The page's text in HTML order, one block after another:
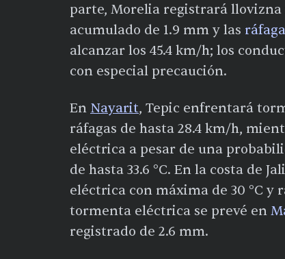
parte, Morelia registrará llovizna
acumulado de 1.9 mm y las
alcanzar los 45.4 km/h; los
con especial precaución.
En Nayarit, Tepic enfrentará
ráfagas de hasta 28.4 km/h,
eléctrica a pesar de una
de hasta 33.6 °C. En la costa de
eléctrica con máxima de 30 °C y
tormenta eléctrica se prevé en
registrado de 2.6 mm.